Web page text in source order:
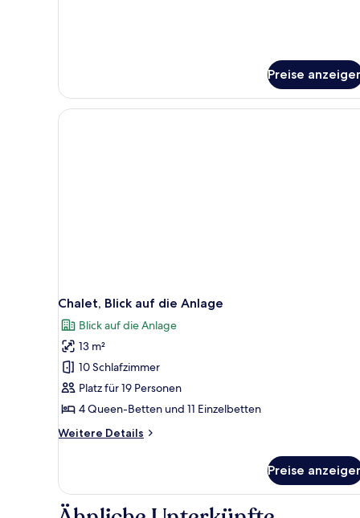
Preise
Chalet, Blick auf die Anlage
Blick auf die Anlage
13 m²
10 Schlafzimmer
Platz für 19 Personen
4 Queen-Betten und 11 Einzelbetten
Weitere Details
Weitere
Blick
auf
Preise